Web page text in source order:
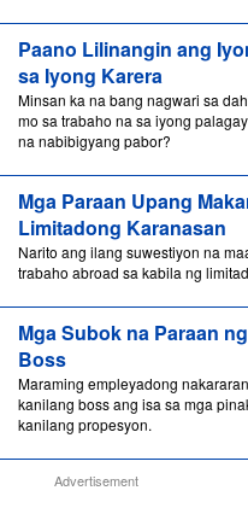
Paano Lilinangin ang
sa Iyong Karera
Minsan ka na bang nagwari sa
mo sa trabaho na sa iyong
na nabibigyang pabor?
Mga Paraan Upang
Limitadong Karanasan
Narito ang ilang suwestiyon na
trabaho abroad sa kabila ng
Mga Subok na Paraan
Boss
Maraming empleyadong
kanilang boss ang isa sa mga
kanilang propesyon.
Advertisement